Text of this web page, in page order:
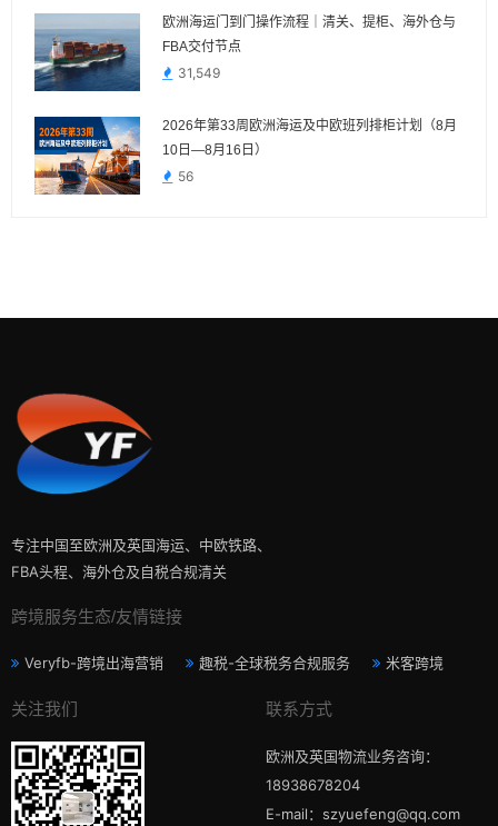
欧洲海运门到门操作流程｜清关、提柜、海外仓与
FBA交付节点
31,549
2026年第33周欧洲海运及中欧班列排柜计划（8月
10日—8月16日）
56
专注中国至欧洲及英国海运、中欧铁路、
FBA头程、海外仓及自税合规清关
跨境服务生态/友情链接
Veryfb-跨境出海营销 趣税-全球税务合规服务 米客跨境
关注我们 联系方式
欧洲及英国物流业务咨询：
18938678204
E-mail：szyuefeng@qq.com